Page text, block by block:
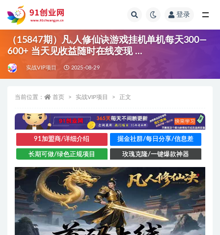
登录
（15847期）凡,人修仙诀游戏挂机单机每天300—
600+ 当天见收益随时在线变现 …
实战VIP项目 2025-08-29
当前位置： 首页 实战VIP项目 正文
91加盟商/详细介绍 掘金社群/每日分享/信息差
长期可做/绿色正规项目 玫瑰克隆/一键爆款神器